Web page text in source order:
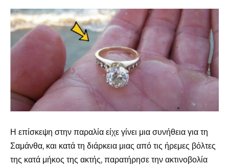
Η επίσκεψη στην παραλία είχε γίνει μια συνήθεια για τη
Σαμάνθα, και κατά τη διάρκεια μιας από τις ήρεμες βόλτες
της κατά μήκος της ακτής, παρατήρησε την ακτινοβολία